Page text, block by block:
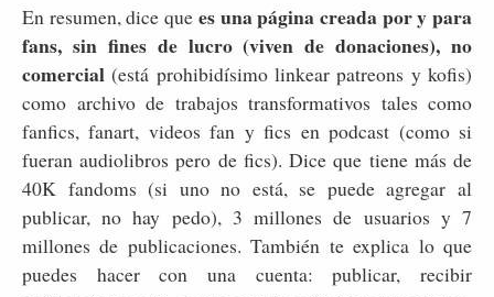
En resumen, dice que es una página creada por y para
fans, sin fines de lucro (viven de donaciones), no
comercial (está prohibidísimo linkear patreons y kofis)
como archivo de trabajos transformativos tales como
fanfics, fanart, videos fan y fics en podcast (como si
fueran audiolibros pero de fics). Dice que tiene más de
40K fandoms (si uno no está, se puede agregar al
publicar, no hay pedo), 3 millones de usuarios y 7
millones de publicaciones. También te explica lo que
puedes hacer con una cuenta: publicar, recibir